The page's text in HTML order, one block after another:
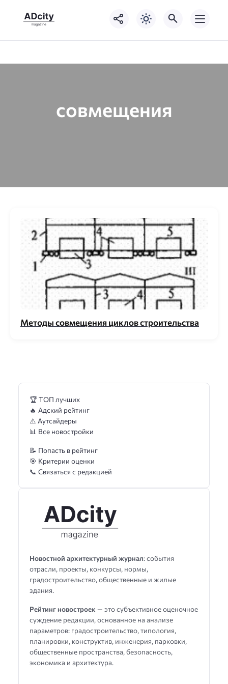
совмещения
Методы совмещения циклов строительства
Новостной архитектурный журнал: события
отрасли, проекты, конкурсы, нормы,
градостроительство, общественные и жилые
здания.
Рейтинг новостроек — это субъективное оценочное
суждение редакции, основанное на анализе
параметров: градостроительство, типология,
планировки, конструктив, инженерия, парковки,
общественные пространства, безопасность,
экономика и архитектура.
🏆 ТОП лучших
🔥 Адский рейтинг
⚠️ Аутсайдеры
📊 Все новостройки
📝 Попасть в рейтинг
🎯 Критерии оценки
📞 Связаться с редакцией